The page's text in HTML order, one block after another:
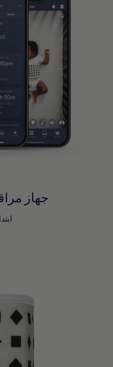
جهاز